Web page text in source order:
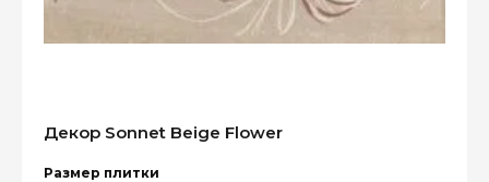
Декор Sonnet Beige Flower
Размер плитки